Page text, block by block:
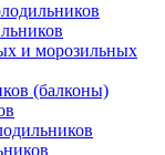
и морозильных
(балконы)